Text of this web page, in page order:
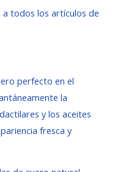
a todos los artículos de
perfecto en el
la
y los aceites
fresca y